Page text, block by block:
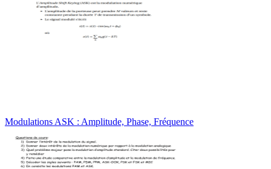
Modulations ASK : Amplitude, Phase, Fréquence